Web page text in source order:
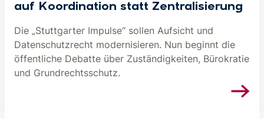
auf Koordination statt Zentralisierung
Die „Stuttgarter Impulse“ sollen Aufsicht und
Datenschutzrecht modernisieren. Nun beginnt die
öffentliche Debatte über Zuständigkeiten, Bürokratie
und Grundrechtsschutz.